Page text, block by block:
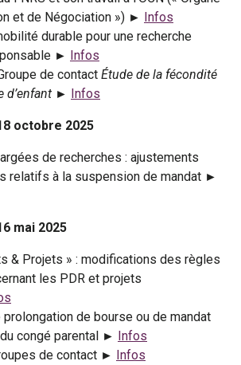
et de Négociation ») ► Infos
durable pour une recherche
► Infos
de contact Étude de la fécondité
d’enfant ► Infos
octobre 2025
de recherches : ajustements
relatifs à la suspension de mandat ►
mai 2025
& Projets » : modifications des règles
les PDR et projets
de bourse ou de mandat
congé parental ► Infos
de contact ► Infos